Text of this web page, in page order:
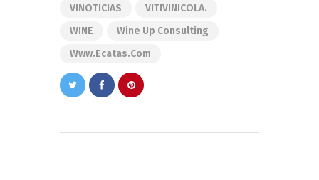
VINOTICIAS
VITIVINICOLA.
WINE
Wine Up Consulting
Www.ecatas.com